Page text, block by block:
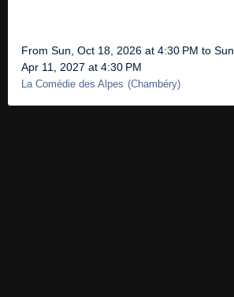
From Sun, Oct 18, 2026 at 4:30 PM to Sun,
Apr 11, 2027 at 4:30 PM
La Comédie des Alpes (Chambéry)